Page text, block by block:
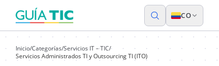
CO
Inicio/Categorías/Servicios IT – TIC/
Servicios Administrados TI y Outsourcing TI (ITO)